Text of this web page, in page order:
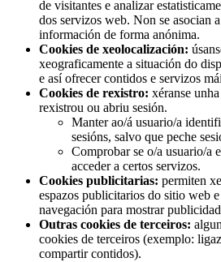
de visitantes e analizar
dos servizos web. Non se asocian
información de forma anónima.
Cookies de xeolocalización:
xeograficamente a situación do
e así ofrecer contidos e servizos
Cookies de rexistro: xéranse
rexistrou ou abriu sesión.
Manter ao/á usuario/a
sesións, salvo que peche
Comprobar se o/a usuario/a
acceder a certos servizos.
Cookies publicitarias: permiten
espazos publicitarios do sitio web
navegación para mostrar
Outras cookies de terceiros:
cookies de terceiros (exemplo:
compartir contidos).